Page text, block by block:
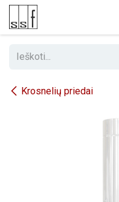
Skip to Content
Krosnelių priedai